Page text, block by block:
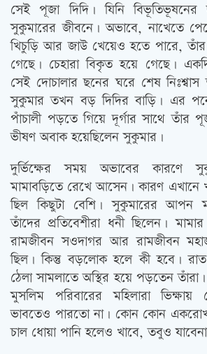
সেই পূজা দিদি। যিনি বিভূতিভূষনের
সুকুমারের জীবনে। অভাবে, নাখেতে
খিচুড়ি আর জাউ খেয়েও হতে পারে,
গেছে। চেহারা বিকৃত হয়ে গেছে।
সেই দোচালার ছনের ঘরে শেষ
সুকুমার তখন বড় দিদির বাড়ি। এর
পাঁচালী পড়তে গিয়ে দূর্গার সাথে তাঁর
ভীষণ অবাক হয়েছিলেন সুকুমার।
দুর্ভিক্ষের সময় অভাবের কারণে
মামাবড়িতে রেখে আসেন। কারণ এখানে
ছিল কিছুটা বেশি। সুকুমারের আপন
তাঁদের প্রতিবেশীরা ধনী ছিলেন।
রামজীবন সওদাগর আর রামজীবন
ছিল। কিন্তু বড়লোক হলে কী হবে। রাত
ঠেলা সামলাতে অস্থির হয়ে পড়তেন
মুসলিম পরিবারের মহিলারা
ভাবতেও পারতো না। কোন কোন
চাল ধোয়া পানি হলেও খাবে, তবুও